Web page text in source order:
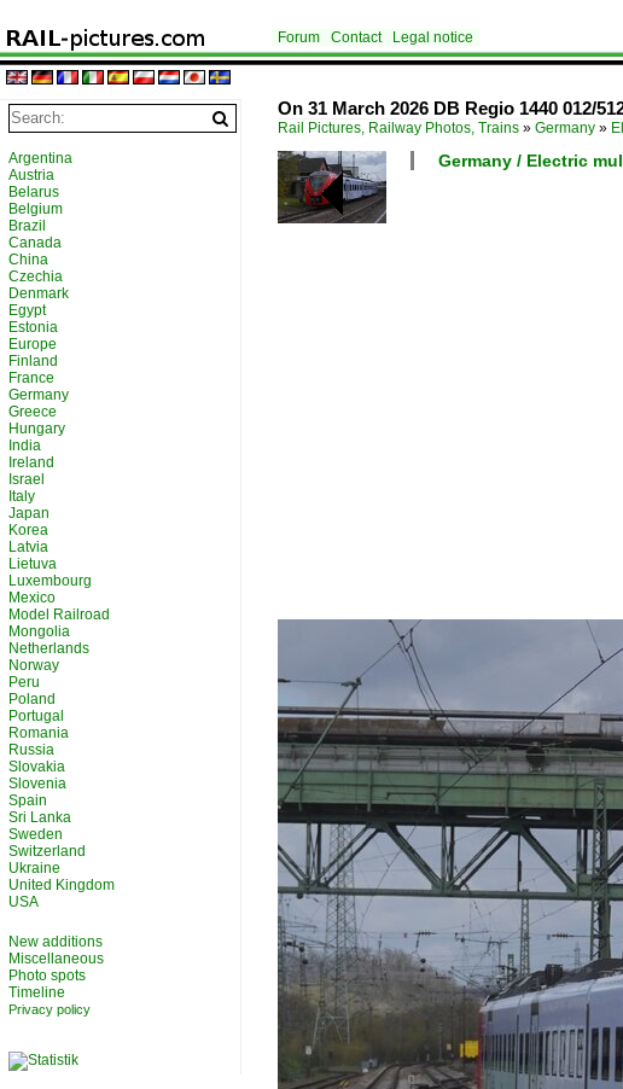
Forum Contact Legal notice
On 31 March 2026 DB Regio 1440 012/
Rail Pictures, Railway Photos, Trains » Germany »
Germany / Electric
Argentina
Austria
Belarus
Belgium
Brazil
Canada
China
Czechia
Denmark
Egypt
Estonia
Europe
Finland
France
Germany
Greece
Hungary
India
Ireland
Israel
Italy
Japan
Korea
Latvia
Lietuva
Luxembourg
Mexico
Model Railroad
Mongolia
Netherlands
Norway
Peru
Poland
Portugal
Romania
Russia
Slovakia
Slovenia
Spain
Sri Lanka
Sweden
Switzerland
Ukraine
United Kingdom
USA
New additions
Miscellaneous
Photo spots
Timeline
Privacy policy